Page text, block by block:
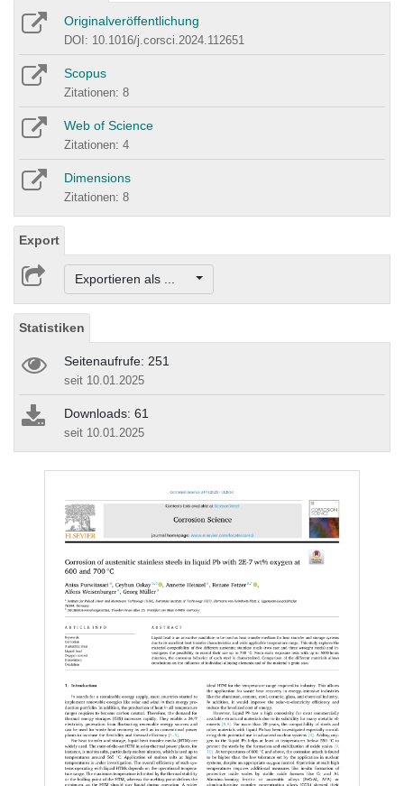
Originalveröffentlichung
DOI: 10.1016/j.corsci.2024.112651
Scopus
Zitationen: 8
Web of Science
Zitationen: 4
Dimensions
Zitationen: 8
Export
Exportieren als ...
Statistiken
Seitenaufrufe: 251
seit 10.01.2025
Downloads: 61
seit 10.01.2025